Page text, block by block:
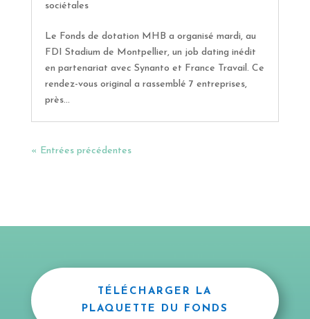
sociétales
Le Fonds de dotation MHB a organisé mardi, au
FDI Stadium de Montpellier, un job dating inédit
en partenariat avec Synanto et France Travail. Ce
rendez-vous original a rassemblé 7 entreprises,
près...
« Entrées précédentes
TÉLÉCHARGER LA
PLAQUETTE DU FONDS